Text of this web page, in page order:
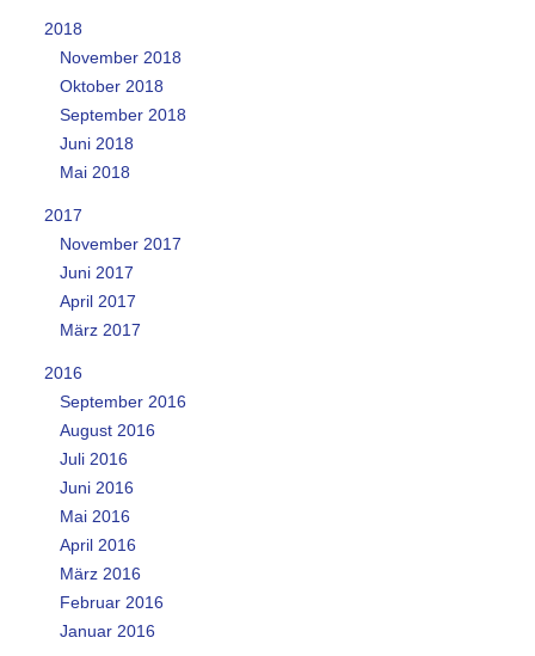
2018
November 2018
Oktober 2018
September 2018
Juni 2018
Mai 2018
2017
November 2017
Juni 2017
April 2017
März 2017
2016
September 2016
August 2016
Juli 2016
Juni 2016
Mai 2016
April 2016
März 2016
Februar 2016
Januar 2016